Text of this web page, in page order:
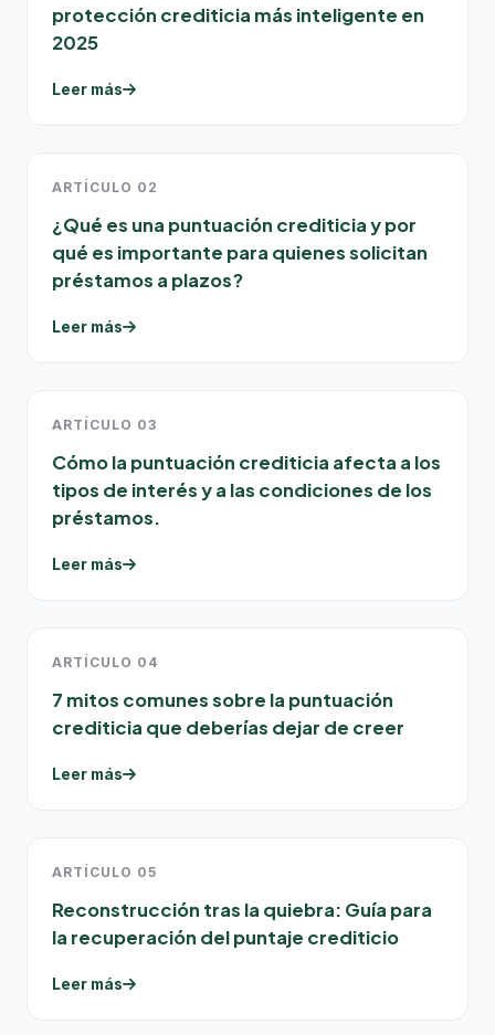
protección crediticia más inteligente en
2025
Leer más
ARTÍCULO 02
¿Qué es una puntuación crediticia y por
qué es importante para quienes solicitan
préstamos a plazos?
Leer más
ARTÍCULO 03
Cómo la puntuación crediticia afecta a los
tipos de interés y a las condiciones de los
préstamos.
Leer más
ARTÍCULO 04
7 mitos comunes sobre la puntuación
crediticia que deberías dejar de creer
Leer más
ARTÍCULO 05
Reconstrucción tras la quiebra: Guía para
la recuperación del puntaje crediticio
Leer más